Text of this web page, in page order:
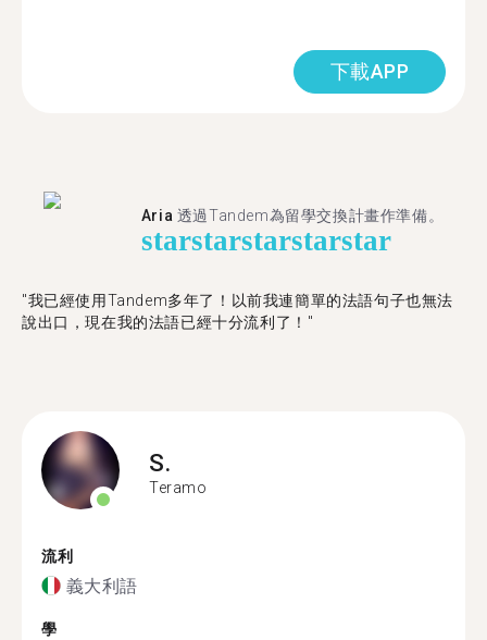
下載APP
Aria 透過Tandem為留學交換計畫作準備。
starstarstarstarstar
"我已經使用Tandem多年了！以前我連簡單的法語句子也無法
說出口，現在我的法語已經十分流利了！"
S.
Teramo
流利
義大利語
學